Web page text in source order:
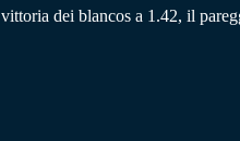
dei blancos a 1.42, il